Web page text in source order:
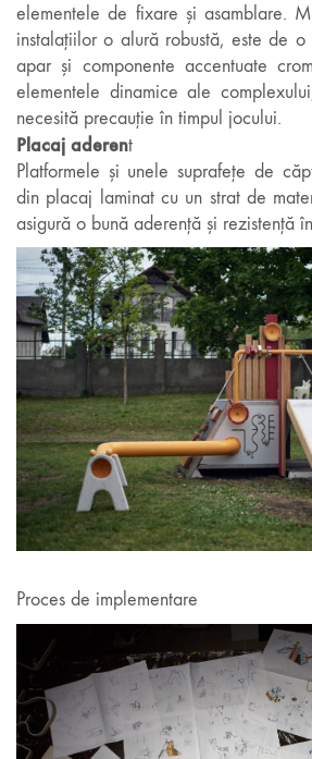
elementele de fixare și asamblare.
instalațiilor o alură robustă, este de
apar și componente accentuate
elementele dinamice ale
necesită precauție în timpul jocului.
Placaj aderent
Platformele și unele suprafețe de
din placaj laminat cu un strat de
asigură o bună aderență și rezistență
Proces de implementare